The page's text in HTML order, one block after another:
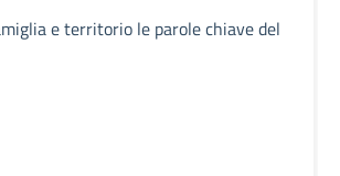
e territorio le parole chiave del